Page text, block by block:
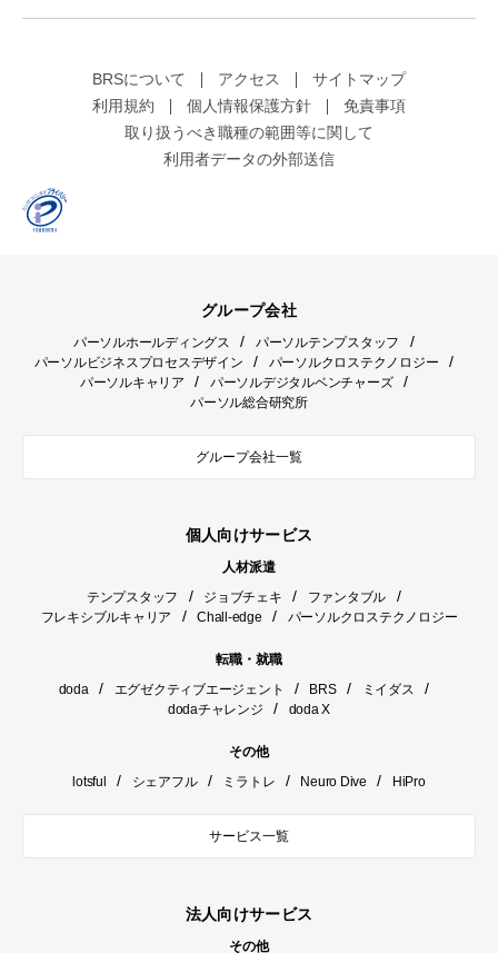
BRSについて アクセス
サイトマップ
利用規約
個人情報保護方針
免責事項
取り扱うべき職種の範囲等に関して
利用者データの外部送信
グループ会社
パーソルホールディングス / パーソルテンプスタッフ /
パーソルビジネスプロセスデザイン / パーソルクロステクノロジー /
パーソルキャリア / パーソルデジタルベンチャーズ /
パーソル総合研究所
グループ会社一覧
個人向けサービス
人材派遣
テンプスタッフ
/ ジョブチェキ / ファンタブル /
フレキシブルキャリア / Chall-edge / パーソルクロステクノロジー
転職・就職
doda
/ エグゼクティブエージェント / BRS / ミイダス /
dodaチャレンジ / doda X
その他
lotsful
/ シェアフル / ミラトレ / Neuro Dive / HiPro
サービス一覧
法人向けサービス
その他